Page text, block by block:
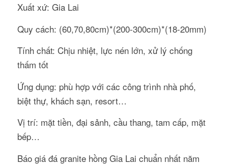
Xuất xứ: Gia Lai
Quy cách: (60,70,80cm)*(200-300cm)*(18-20mm)
Tính chất: Chịu nhiệt, lực nén lớn, xử lý chống
thấm tốt
Ứng dụng: phù hợp với các công trình nhà phố,
biệt thự, khách sạn, resort…
Vị trí: mặt tiền, đại sảnh, cầu thang, tam cấp, mặt
bếp…
Báo giá đá granite hồng Gia Lai chuẩn nhất năm